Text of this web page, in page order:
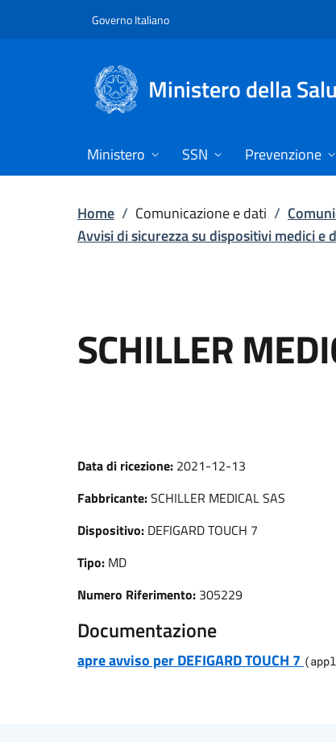
Governo Italiano
Ministero della
Ministero SSN Prevenzione
Home / Comunicazione e dati /
Avvisi di sicurezza su dispositivi medici
SCHILLER
Data di ricezione: 2021-12-13
Fabbricante:SCHILLER MEDICAL SAS
Dispositivo: DEFIGARD TOUCH 7
Tipo: MD
Numero Riferimento: 305229
Documentazione
apre avviso per DEFIGARD TOUCH 7 (